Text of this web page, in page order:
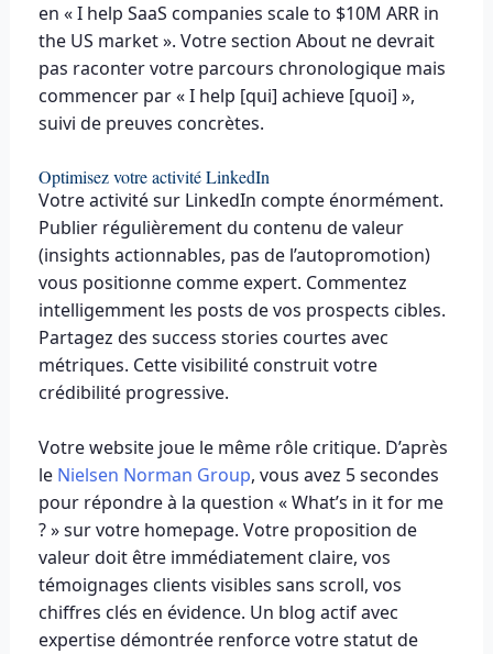
en « I help SaaS companies scale to $10M ARR in
the US market ». Votre section About ne devrait
pas raconter votre parcours chronologique mais
commencer par « I help [qui] achieve [quoi] »,
suivi de preuves concrètes.
Optimisez votre activité LinkedIn
Votre activité sur LinkedIn compte énormément.
Publier régulièrement du contenu de valeur
(insights actionnables, pas de l’autopromotion)
vous positionne comme expert. Commentez
intelligemment les posts de vos prospects cibles.
Partagez des success stories courtes avec
métriques. Cette visibilité construit votre
crédibilité progressive.
Votre website joue le même rôle critique. D’après
le Nielsen Norman Group, vous avez 5 secondes
pour répondre à la question « What’s in it for me
? » sur votre homepage. Votre proposition de
valeur doit être immédiatement claire, vos
témoignages clients visibles sans scroll, vos
chiffres clés en évidence. Un blog actif avec
expertise démontrée renforce votre statut de